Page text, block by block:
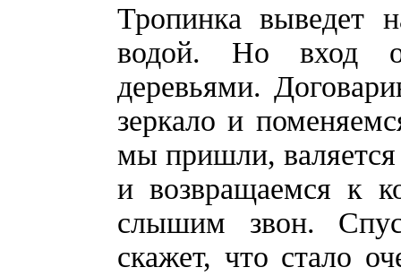
Тропинка выведет
водой. Но вход
деревьями.
зеркало и
мы пришли,
и возвращаемся к
слышим звон.
скажет, что стало